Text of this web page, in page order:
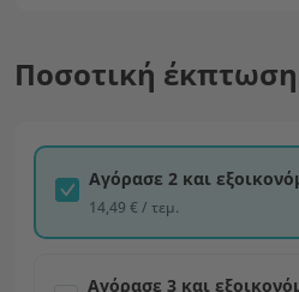
Ποσοτική έκπτωση
Αγόρασε 2 και
14,49 € / τεμ.
Αγόρασε 3 και